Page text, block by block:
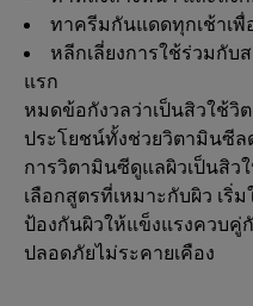
ทาครีมกันแดดทุกเช้าเพื่
หลีกเลี่ยงการใช้ร่วมกั
แรก
หมดข้อกังวลว่าเป็นสิวใช้วิ
ประโยชน์ทั้งช่วยวิตามินซี
การวิตามินซีดูแลผิวเป็นสิว
เลือกสูตรที่เหมาะกับผิว เริ่
ป้องกันผิวให้แข็งแรงควบคู่
ปลอดภัยไม่ระคายเคือง